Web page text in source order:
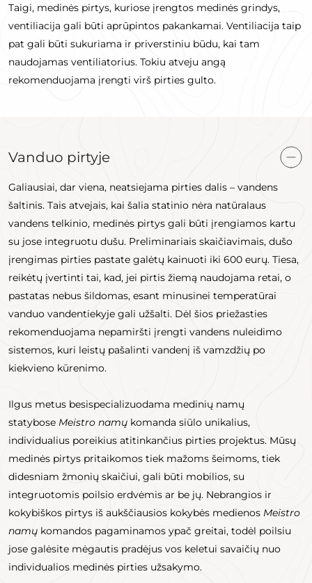
Taigi, medinės pirtys, kuriose įrengtos medinės grindys,
ventiliacija gali būti aprūpintos pakankamai. Ventiliacija taip
pat gali būti sukuriama ir priverstiniu būdu, kai tam
naudojamas ventiliatorius. Tokiu atveju angą
rekomenduojama įrengti virš pirties gulto.
Vanduo pirtyje
Galiausiai, dar viena, neatsiejama pirties dalis – vandens
šaltinis. Tais atvejais, kai šalia statinio nėra natūralaus
vandens telkinio, medinės pirtys gali būti įrengiamos kartu
su jose integruotu dušu. Preliminariais skaičiavimais, dušo
įrengimas pirties pastate galėtų kainuoti iki 600 eurų. Tiesa,
reikėtų įvertinti tai, kad, jei pirtis žiemą naudojama retai, o
pastatas nebus šildomas, esant minusinei temperatūrai
vanduo vandentiekyje gali užšalti. Dėl šios priežasties
rekomenduojama nepamiršti įrengti vandens nuleidimo
sistemos, kuri leistų pašalinti vandenį iš vamzdžių po
kiekvieno kūrenimo.
Ilgus metus besispecializuodama medinių namų
statybose Meistro namų komanda siūlo unikalius,
individualius poreikius atitinkančius pirties projektus. Mūsų
medinės pirtys pritaikomos tiek mažoms šeimoms, tiek
didesniam žmonių skaičiui, gali būti mobilios, su
integruotomis poilsio erdvėmis ar be jų. Nebrangios ir
kokybiškos pirtys iš aukščiausios kokybės medienos Meistro
namų komandos pagaminamos ypač greitai, todėl poilsiu
jose galėsite mėgautis pradėjus vos keletui savaičių nuo
individualios medinės pirties užsakymo.